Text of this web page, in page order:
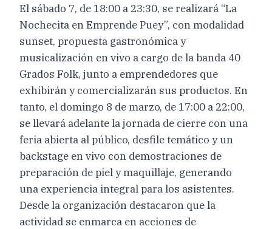
El sábado 7, de 18:00 a 23:30, se realizará “La
Nochecita en Emprende Puey”, con modalidad
sunset, propuesta gastronómica y
musicalización en vivo a cargo de la banda 40
Grados Folk, junto a emprendedores que
exhibirán y comercializarán sus productos. En
tanto, el domingo 8 de marzo, de 17:00 a 22:00,
se llevará adelante la jornada de cierre con una
feria abierta al público, desfile temático y un
backstage en vivo con demostraciones de
preparación de piel y maquillaje, generando
una experiencia integral para los asistentes.
Desde la organización destacaron que la
actividad se enmarca en acciones de